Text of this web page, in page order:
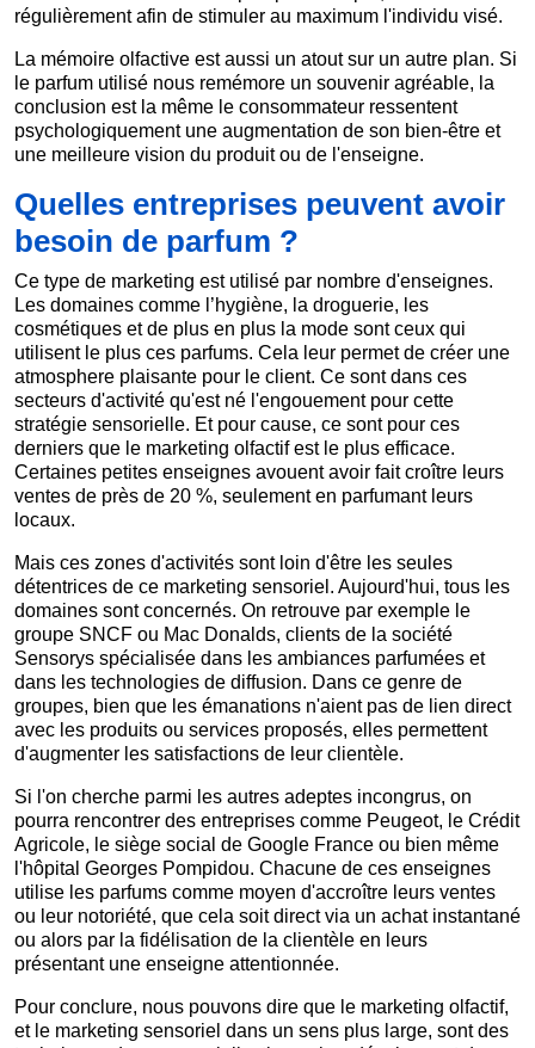
régulièrement afin de stimuler au maximum l'individu visé.
La mémoire olfactive est aussi un atout sur un autre plan. Si
le parfum utilisé nous remémore un souvenir agréable, la
conclusion est la même le consommateur ressentent
psychologiquement une augmentation de son bien-être et
une meilleure vision du produit ou de l'enseigne.
Quelles entreprises peuvent avoir
besoin de parfum ?
Ce type de marketing est utilisé par nombre d'enseignes.
Les domaines comme l’hygiène, la droguerie, les
cosmétiques et de plus en plus la mode sont ceux qui
utilisent le plus ces parfums. Cela leur permet de créer une
atmosphere plaisante pour le client. Ce sont dans ces
secteurs d'activité qu'est né l'engouement pour cette
stratégie sensorielle. Et pour cause, ce sont pour ces
derniers que le marketing olfactif est le plus efficace.
Certaines petites enseignes avouent avoir fait croître leurs
ventes de près de 20 %, seulement en parfumant leurs
locaux.
Mais ces zones d'activités sont loin d'être les seules
détentrices de ce marketing sensoriel. Aujourd'hui, tous les
domaines sont concernés. On retrouve par exemple le
groupe SNCF ou Mac Donalds, clients de la société
Sensorys spécialisée dans les ambiances parfumées et
dans les technologies de diffusion. Dans ce genre de
groupes, bien que les émanations n'aient pas de lien direct
avec les produits ou services proposés, elles permettent
d'augmenter les satisfactions de leur clientèle.
Si l'on cherche parmi les autres adeptes incongrus, on
pourra rencontrer des entreprises comme Peugeot, le Crédit
Agricole, le siège social de Google France ou bien même
l'hôpital Georges Pompidou. Chacune de ces enseignes
utilise les parfums comme moyen d'accroître leurs ventes
ou leur notoriété, que cela soit direct via un achat instantané
ou alors par la fidélisation de la clientèle en leurs
présentant une enseigne attentionnée.
Pour conclure, nous pouvons dire que le marketing olfactif,
et le marketing sensoriel dans un sens plus large, sont des